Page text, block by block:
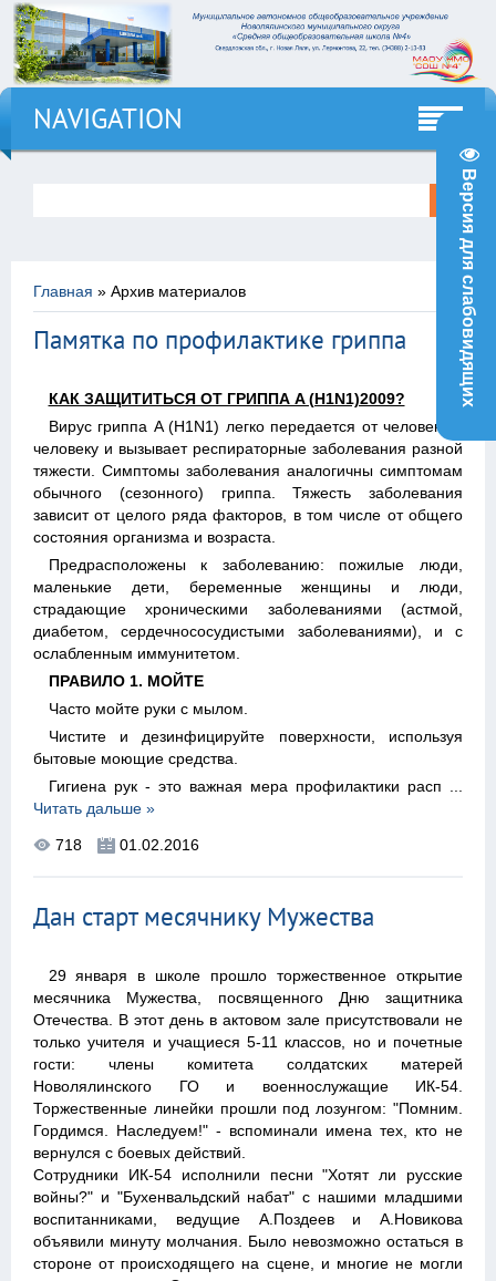
Версия для слабовидящих
NAVIGATION
Главная » Архив материалов
Памятка по профилактике гриппа
КАК ЗАЩИТИТЬСЯ ОТ ГРИППА A (H1N1)2009?
Вирус гриппа A (H1N1) легко передается от человека к
человеку и вызывает респираторные заболевания разной
тяжести. Симптомы заболевания аналогичны симптомам
обычного (сезонного) гриппа. Тяжесть заболевания
зависит от целого ряда факторов, в том числе от общего
состояния организма и возраста.
Предрасположены к заболеванию: пожилые люди,
маленькие дети, беременные женщины и люди,
страдающие хроническими заболеваниями (астмой,
диабетом, сердечнососудистыми заболеваниями), и с
ослабленным иммунитетом.
ПРАВИЛО 1. МОЙТЕ
Часто мойте руки с мылом.
Чистите и дезинфицируйте поверхности, используя
бытовые моющие средства.
Гигиена рук - это важная мера профилактики расп ...
Читать дальше »
718 01.02.2016
Дан старт месячнику Мужества
29 января в школе прошло торжественное открытие
месячника Мужества, посвященного Дню защитника
Отечества. В этот день в актовом зале присутствовали не
только учителя и учащиеся 5-11 классов, но и почетные
гости: члены комитета солдатских матерей
Новолялинского ГО и военнослужащие ИК-54.
Торжественные линейки прошли под лозунгом: "Помним.
Гордимся. Наследуем!" - вспоминали имена тех, кто не
вернулся с боевых действий.
Сотрудники ИК-54 исполнили песни "Хотят ли русские
войны?" и "Бухенвальдский набат" с нашими младшими
воспитанниками, ведущие А.Поздеев и А.Новикова
объявили минуту молчания. Было невозможно остаться в
стороне от происходящего на сцене, и многие не могли